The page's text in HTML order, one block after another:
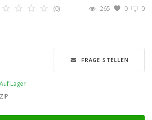
0
(0) 0
265
FRAGE STELLEN
Auf Lager
ZIP